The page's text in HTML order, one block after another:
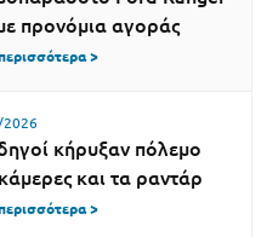
προνόμια αγοράς
>
κήρυξαν πόλεμο
και τα ραντάρ
>